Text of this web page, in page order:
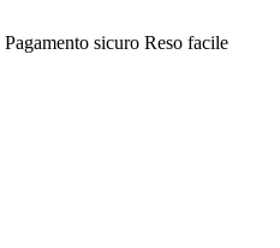
Pagamento sicuro Reso facile